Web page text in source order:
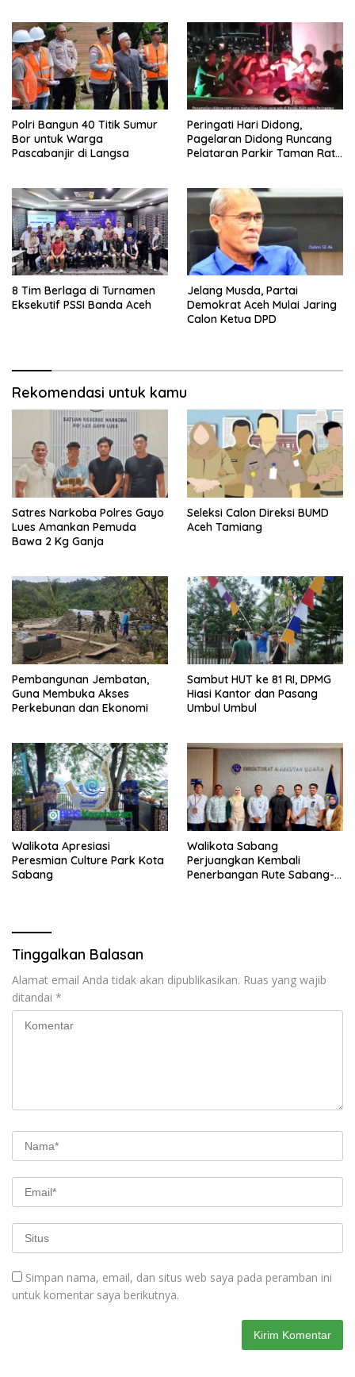
Polri Bangun 40 Titik Sumur
Bor untuk Warga
Pascabanjir di Langsa
Peringati Hari Didong,
Pagelaran Didong Runcang
Pelataran Parkir Taman Ratu
8 Tim Berlaga di Turnamen
Eksekutif PSSI Banda Aceh
Jelang Musda, Partai
Demokrat Aceh Mulai Jaring
Calon Ketua DPD
Rekomendasi untuk kamu
Satres Narkoba Polres Gayo
Lues Amankan Pemuda
Bawa 2 Kg Ganja
Seleksi Calon Direksi BUMD
Aceh Tamiang
Pembangunan Jembatan,
Guna Membuka Akses
Perkebunan dan Ekonomi
Sambut HUT ke 81 RI, DPMG
Hiasi Kantor dan Pasang
Umbul Umbul
Walikota Apresiasi
Peresmian Culture Park Kota
Sabang
Walikota Sabang
Perjuangkan Kembali
Penerbangan Rute Sabang-
Tinggalkan Balasan
Alamat email Anda tidak akan dipublikasikan. Ruas yang wajib
ditandai *
Simpan nama, email, dan situs web saya pada peramban ini
untuk komentar saya berikutnya.